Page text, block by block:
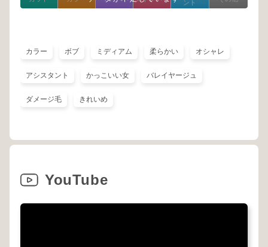
ント
カラー ボブ ミディアム 柔らかい オシャレ
アシスタント かっこいい女 バレイヤージュ
ダメージ毛 きれいめ
YouTube